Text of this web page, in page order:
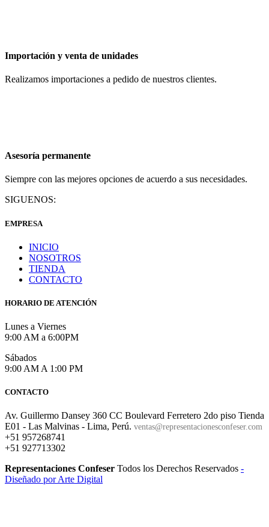
Importación y venta de unidades
Realizamos importaciones a pedido de nuestros clientes.
Asesoría permanente
Siempre con las mejores opciones de acuerdo a sus necesidades.
SIGUENOS:
EMPRESA
INICIO
NOSOTROS
TIENDA
CONTACTO
HORARIO DE ATENCIÓN
Lunes a Viernes
9:00 AM a 6:00PM
Sábados
9:00 AM A 1:00 PM
CONTACTO
Av. Guillermo Dansey 360 CC Boulevard Ferretero 2do piso Tienda
E01 - Las Malvinas - Lima, Perú. ventas@representacionesconfeser.com
+51 957268741
+51 927713302
Representaciones Confeser Todos los Derechos Reservados -
Diseñado por Arte Digital